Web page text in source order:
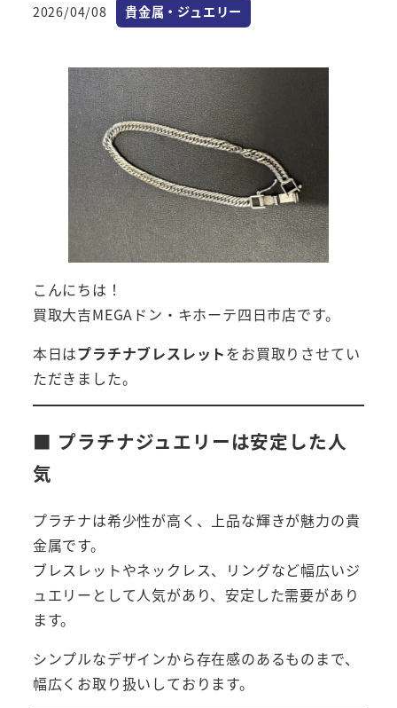
投稿日
2026/04/08 カテゴリー
貴金属・ジュエリー
こんにちは！
買取大吉MEGAドン・キホーテ四日市店です。
本日はプラチナブレスレットをお買取りさせてい
ただきました。
■ プラチナジュエリーは安定した人
気
プラチナは希少性が高く、上品な輝きが魅力の貴
金属です。
ブレスレットやネックレス、リングなど幅広いジ
ュエリーとして人気があり、安定した需要があり
ます。
シンプルなデザインから存在感のあるものまで、
幅広くお取り扱いしております。